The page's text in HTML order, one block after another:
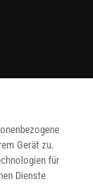
Gerät zu.
für
Dienste